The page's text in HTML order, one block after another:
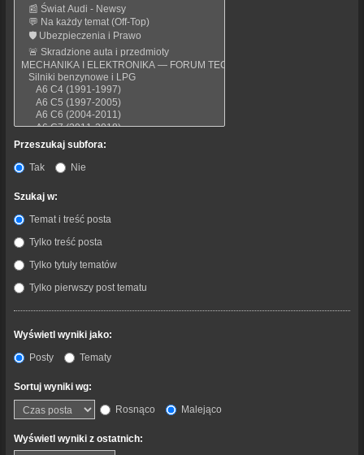
Przeszukaj subfora:
Tak
Nie
Szukaj w:
Temat i treść posta
Tylko treść posta
Tylko tytuły tematów
Tylko pierwszy post tematu
Wyświetl wyniki jako:
Posty
Tematy
Sortuj wyniki wg:
Rosnąco
Malejąco
Wyświetl wyniki z ostatnich: